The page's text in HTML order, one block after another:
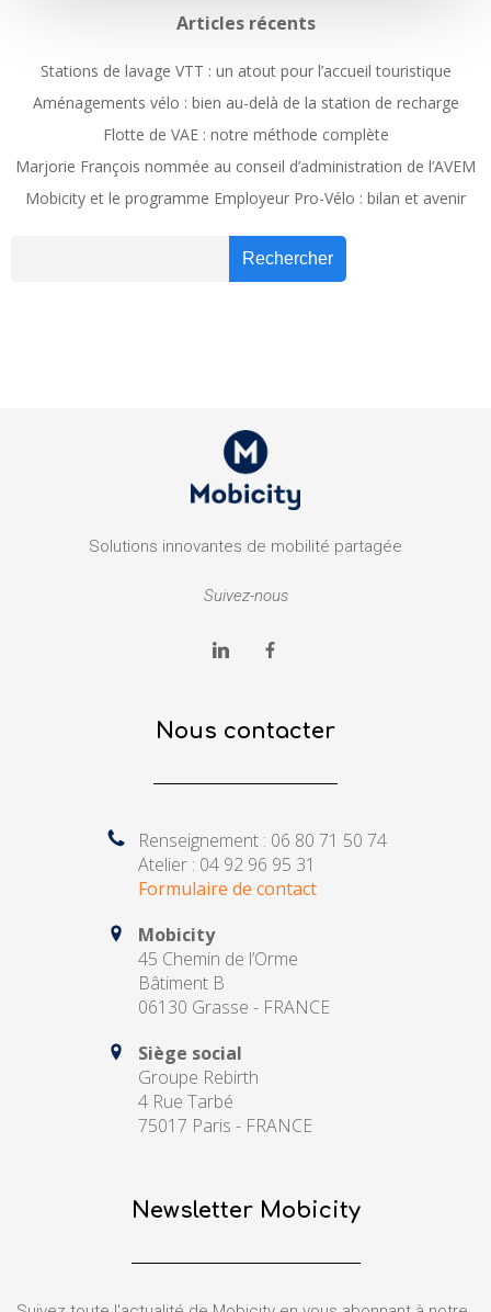
Articles récents
Stations de lavage VTT : un atout pour l’accueil touristique
Aménagements vélo : bien au-delà de la station de recharge
Flotte de VAE : notre méthode complète
Marjorie François nommée au conseil d’administration de l’AVEM
Mobicity et le programme Employeur Pro-Vélo : bilan et avenir
Rechercher
Solutions innovantes de mobilité partagée
Suivez-nous
Nous contacter
Renseignement : 06 80 71 50 74
Atelier : 04 92 96 95 31
Formulaire de contact
Mobicity
45 Chemin de l’Orme
Bâtiment B
06130 Grasse - FRANCE
Siège social
Groupe Rebirth
4 Rue Tarbé
75017 Paris - FRANCE
Newsletter Mobicity